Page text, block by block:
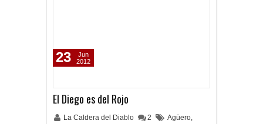
El Diego es del Rojo
La Caldera del Diablo 2 Agüero,
23
Jun
2012